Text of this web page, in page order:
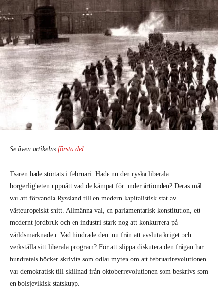
Se även artikelns första del.
Tsaren hade störtats i februari. Hade nu den ryska liberala
borgerligheten uppnått vad de kämpat för under årtionden? Deras mål
var att förvandla Ryssland till en modern kapitalistisk stat av
västeuropeiskt snitt. Allmänna val, en parlamentarisk konstitution, ett
modernt jordbruk och en industri stark nog att konkurrera på
världsmarknaden. Vad hindrade dem nu från att avsluta kriget och
verkställa sitt liberala program? För att slippa diskutera den frågan har
hundratals böcker skrivits som odlar myten om att februarirevolutionen
var demokratisk till skillnad från oktoberrevolutionen som beskrivs som
en bolsjevikisk statskupp.